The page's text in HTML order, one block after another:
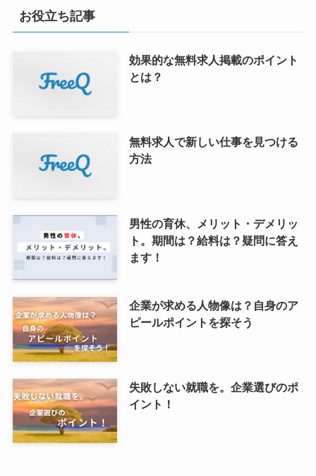
お役立ち記事
効果的な無料求人掲載のポイント
とは？
無料求人で新しい仕事を見つける
方法
男性の育休、メリット・デメリッ
ト。期間は？給料は？疑問に答え
ます！
企業が求める人物像は？自身のア
ピールポイントを探そう
失敗しない就職を。企業選びのポ
イント！